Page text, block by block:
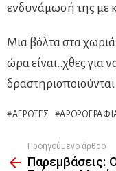
ενδυνάμωσή της με
Μια βόλτα στα χωριά
ώρα είναι..χθες για
ΑΓΡΌΤΕΣ
more
Προηγούμενο άρθρο
Παρεμβάσεις: